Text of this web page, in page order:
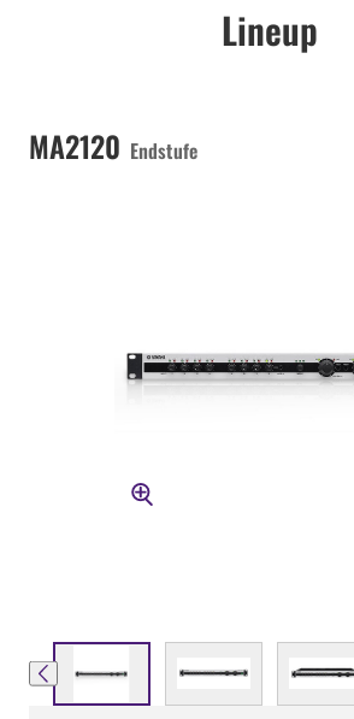
Lineup
MA2120 Endstufe